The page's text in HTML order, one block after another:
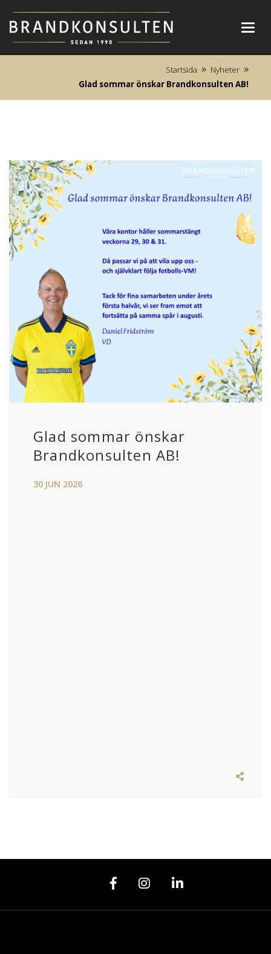
Startsida
Nyheter
Glad sommar önskar Brandkonsulten AB!
Glad sommar önskar
Brandkonsulten AB!
30 JUN 2026